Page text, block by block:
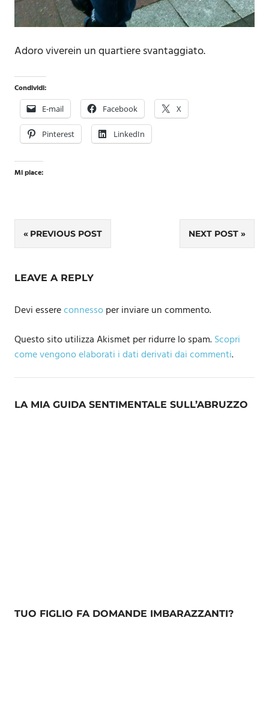
Adoro viverein un quartiere svantaggiato.
Condividi:
E-mail Facebook X
Pinterest LinkedIn
Mi piace:
Navigazione
PREVIOUS POST NEXT POST
LEAVE A REPLY
Devi essereconnessoper inviare un commento.
Questo sito utilizza Akismet per ridurre lo spam.Scopri
come vengono elaborati i dati derivati dai commenti.
LA MIA GUIDA SENTIMENTALE SULL’ABRUZZO
TUO FIGLIO FA DOMANDE IMBARAZZANTI?